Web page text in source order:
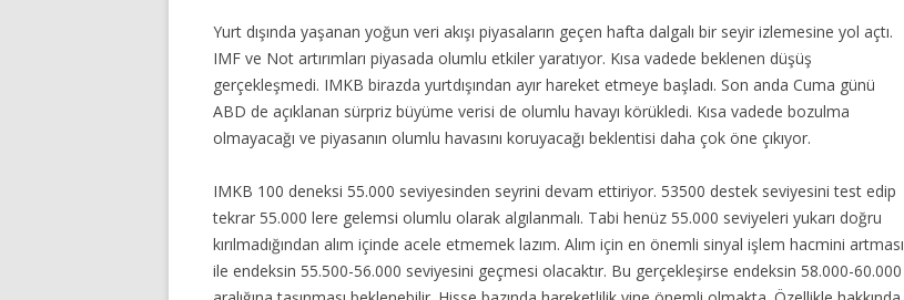
İLETIŞIM | CONTACT US
PUBLICATION GROUP
ADVERTISEMENT FEE
Yurt dışında yaşanan yoğun veri akışı piyasaların geçen hafta dalgalı bir seyir izlemesine yol açtı.
IMF ve Not artırımları piyasada olumlu etkiler yaratıyor. Kısa vadede beklenen düşüş
gerçekleşmedi. IMKB birazda yurtdışından ayır hareket etmeye başladı. Son anda Cuma günü
ABD de açıklanan sürpriz büyüme verisi de olumlu havayı körükledi. Kısa vadede bozulma
olmayacağı ve piyasanın olumlu havasını koruyacağı beklentisi daha çok öne çıkıyor.
IMKB 100 deneksi 55.000 seviyesinden seyrini devam ettiriyor. 53500 destek seviyesini test edip
tekrar 55.000 lere gelemsi olumlu olarak algılanmalı. Tabi henüz 55.000 seviyeleri yukarı doğru
kırılmadığından alım içinde acele etmemek lazım. Alım için en önemli sinyal işlem hacmini artması
ile endeksin 55.500-56.000 seviyesini geçmesi olacaktır. Bu gerçekleşirse endeksin 58.000-60.000